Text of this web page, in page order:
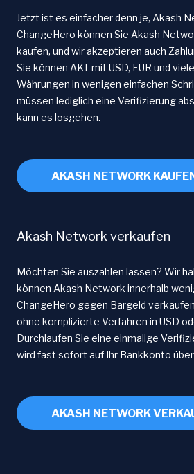
Jetzt ist es einfacher denn je, Akash
ChangeHero können Sie Akash
kaufen, und wir akzeptieren auch
Sie können AKT mit USD, EUR und
Währungen in wenigen einfachen
müssen lediglich eine Verifizierung
kann es losgehen.
AKASH NETWORK
Akash Network verkaufen
Möchten Sie auszahlen lassen? Wir
können Akash Network innerhalb
ChangeHero gegen Bargeld
ohne komplizierte Verfahren in USD
Durchlaufen Sie eine einmalige
wird fast sofort auf Ihr Bankkonto
AKASH NETWORK